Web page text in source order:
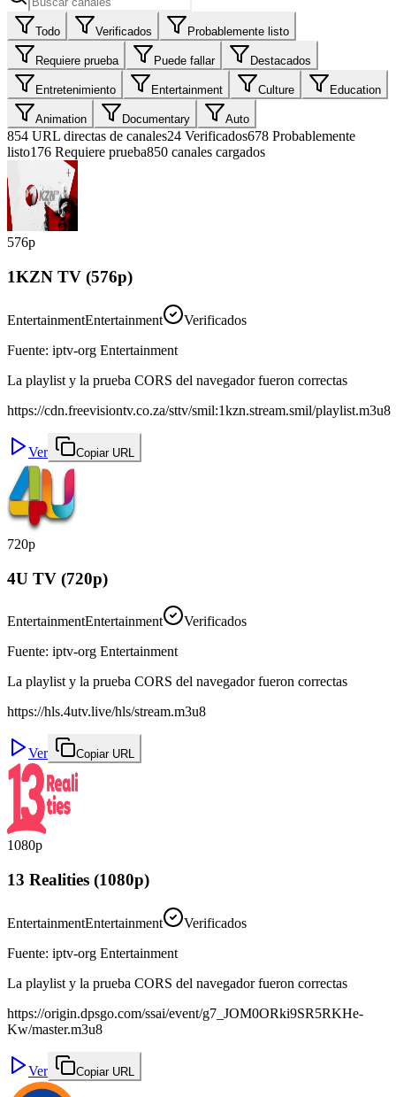
Todo Verificados Probablemente listo
Requiere prueba Puede fallar Destacados
Entretenimiento Entertainment Culture Education
Animation Documentary Auto
854 URL directas de canales24 Verificados678 Probablemente
listo176 Requiere prueba850 canales cargados
576p
1KZN TV (576p)
EntertainmentEntertainment
Verificados
Fuente: iptv-org Entertainment
La playlist y la prueba CORS del navegador fueron correctas
https://cdn.freevisiontv.co.za/sttv/smil:1kzn.stream.smil/playlist.m3u8
Ver Copiar URL
720p
4U TV (720p)
EntertainmentEntertainment
Verificados
Fuente: iptv-org Entertainment
La playlist y la prueba CORS del navegador fueron correctas
https://hls.4utv.live/hls/stream.m3u8
Ver Copiar URL
1080p
13 Realities (1080p)
EntertainmentEntertainment
Verificados
Fuente: iptv-org Entertainment
La playlist y la prueba CORS del navegador fueron correctas
https://origin.dpsgo.com/ssai/event/g7_JOM0ORki9SR5RKHe-
Kw/master.m3u8
Ver Copiar URL